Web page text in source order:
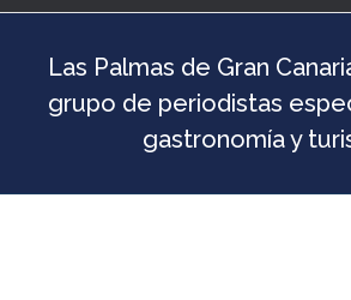
Las Palmas de Gran
grupo de periodistas
gastronomía y